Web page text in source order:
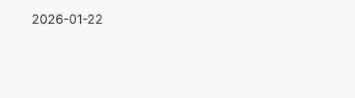
2026-01-22